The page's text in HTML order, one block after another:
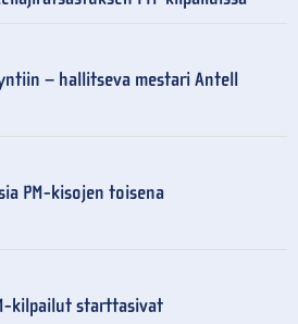
– hallitseva mestari Antell
PM-kisojen toisena
kilpailut starttasivat